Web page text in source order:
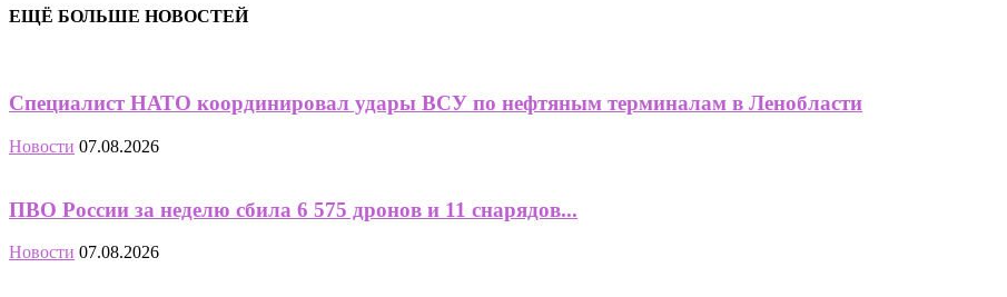
ЕЩЁ БОЛЬШЕ НОВОСТЕЙ
Специалист НАТО координировал удары ВСУ по нефтяным терминалам в Ленобласти
Новости 07.08.2026
ПВО России за неделю сбила 6 575 дронов и 11 снарядов...
Новости 07.08.2026